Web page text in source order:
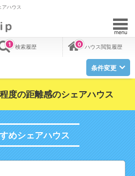
アハウス
menu
検索履歴
1 ハウス閲覧履歴
0
条件変更
度の距離感のシェアハウス
めシェアハウス